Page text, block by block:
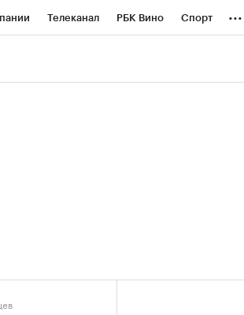
Телеканал РБК Вино Спорт ...